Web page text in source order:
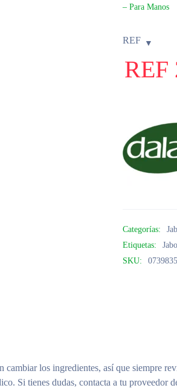
– Para Manos
REF
REF
Categorías:
Etiquetas:
SKU:
cambiar los ingredientes, así que siempre
Si tienes dudas, contacta a tu proveedor